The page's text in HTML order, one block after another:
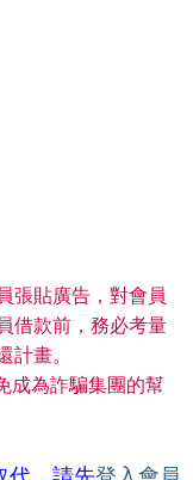
張貼廣告，對會員
借款前，務必考量
計畫。
成為詐騙集團的幫